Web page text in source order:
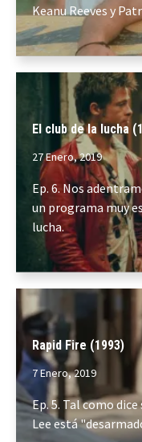
Keanu Reeves y
El club de la lucha
27 Enero, 2019
Ep. 6. Nos
un programa muy
lucha.
Rapid Fire (1993)
7 Enero, 2019
Ep. 5. Tal como
Lee está